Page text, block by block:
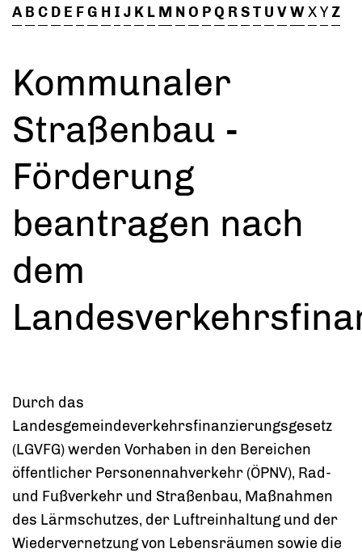
A B C D E FG H I J K L M NO PQ RST U VWXYZ
Kommunaler
Straßenbau -
Förderung
beantragen nach
dem
Durch das
Landesgemeindeverkehrsfinanzierungsgesetz
(LGVFG) werden Vorhaben in den Bereichen
öffentlicher Personennahverkehr (ÖPNV), Rad-
und Fußverkehr und Straßenbau, Maßnahmen
des Lärmschutzes, der Luftreinhaltung und der
Wiedervernetzung von Lebensräumen sowie die